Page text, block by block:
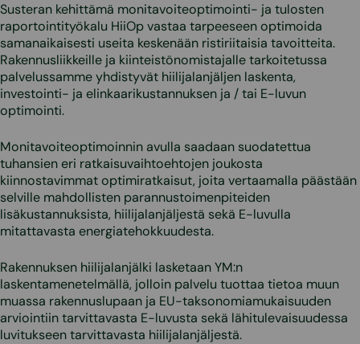
Susteran kehittämä monitavoiteoptimointi- ja tulosten
raportointityökalu HiiOp vastaa tarpeeseen optimoida
samanaikaisesti useita keskenään ristiriitaisia tavoitteita.
Rakennusliikkeille ja kiinteistönomistajalle tarkoitetussa
palvelussamme yhdistyvät hiilijalanjäljen laskenta,
investointi- ja elinkaarikustannuksen ja / tai E-luvun
optimointi.
Monitavoiteoptimoinnin avulla saadaan suodatettua
tuhansien eri ratkaisuvaihtoehtojen joukosta
kiinnostavimmat optimiratkaisut, joita vertaamalla päästään
selville mahdollisten parannustoimenpiteiden
lisäkustannuksista, hiilijalanjäljestä sekä E-luvulla
mitattavasta energiatehokkuudesta.
Rakennuksen hiilijalanjälki lasketaan YM:n
laskentamenetelmällä, jolloin palvelu tuottaa tietoa muun
muassa rakennuslupaan ja EU-taksonomiamukaisuuden
arviointiin tarvittavasta E-luvusta sekä lähitulevaisuudessa
luvitukseen tarvittavasta hiilijalanjäljestä.